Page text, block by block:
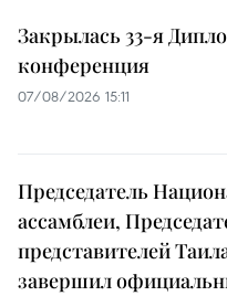
Закрылась 33-я
конференция
07/08/2026 15:11
Председатель
ассамблеи,
представителей
завершил